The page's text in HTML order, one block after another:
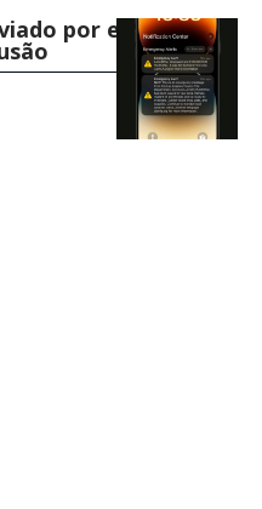
por engano em